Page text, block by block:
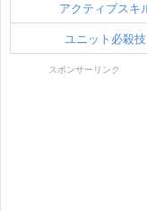
アクティブスキ
ユニット必殺技
スポンサーリンク